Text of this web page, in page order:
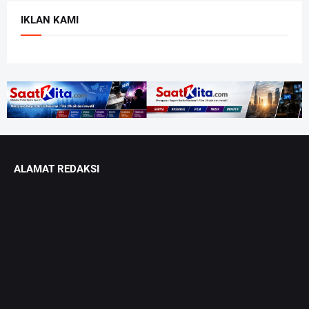
IKLAN KAMI
ALAMAT REDAKSI